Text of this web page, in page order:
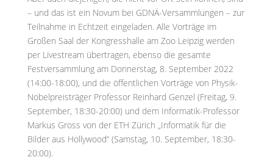
– und das ist ein Novum bei GDNÄ-Versammlungen – zur
Teilnahme in Echtzeit eingeladen. Alle Vorträge im
Großen Saal der Kongresshalle am Zoo Leipzig werden
per Livestream übertragen, ebenso die gesamte
Festversammlung am Donnerstag, 8. September 2022
(14:00-18:00), und die öffentlichen Vorträge von Physik-
Nobelpreisträger Professor Reinhard Genzel (Freitag, 9.
September, 18:30-20:00) und dem Informatik-Professor
Markus Gross von der ETH Zürich „Informatik für die
Bilder aus Hollywood“ (Samstag, 10. September, 18:30-
20:00).